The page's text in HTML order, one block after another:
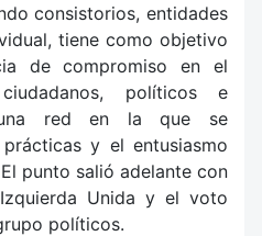
consistorios, entidades
tiene como objetivo
de compromiso en el
políticos e
una red en la que se
y el entusiasmo
punto salió adelante con
Unida y el voto
políticos.